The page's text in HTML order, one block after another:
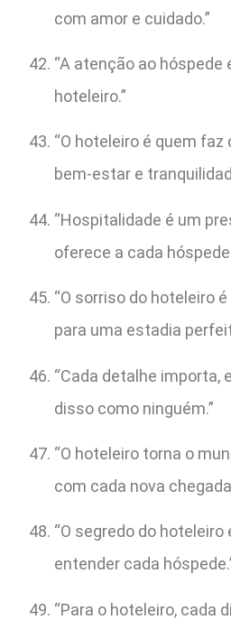
com amor e cuidado.”
“A atenção ao hóspede
hoteleiro.”
“O hoteleiro é quem
bem-estar e
“Hospitalidade é um
oferece a cada
“O sorriso do hoteleiro
para uma estadia
“Cada detalhe importa,
disso como ninguém.”
“O hoteleiro torna o
com cada nova
“O segredo do
entender cada
“Para o hoteleiro, cada